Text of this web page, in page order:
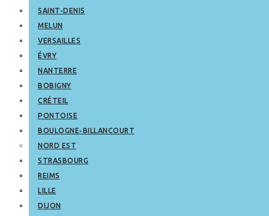
SAINT-DENIS
MELUN
VERSAILLES
ÉVRY
NANTERRE
BOBIGNY
CRÉTEIL
PONTOISE
BOULOGNE-BILLANCOURT
NORD EST
STRASBOURG
REIMS
LILLE
DIJON